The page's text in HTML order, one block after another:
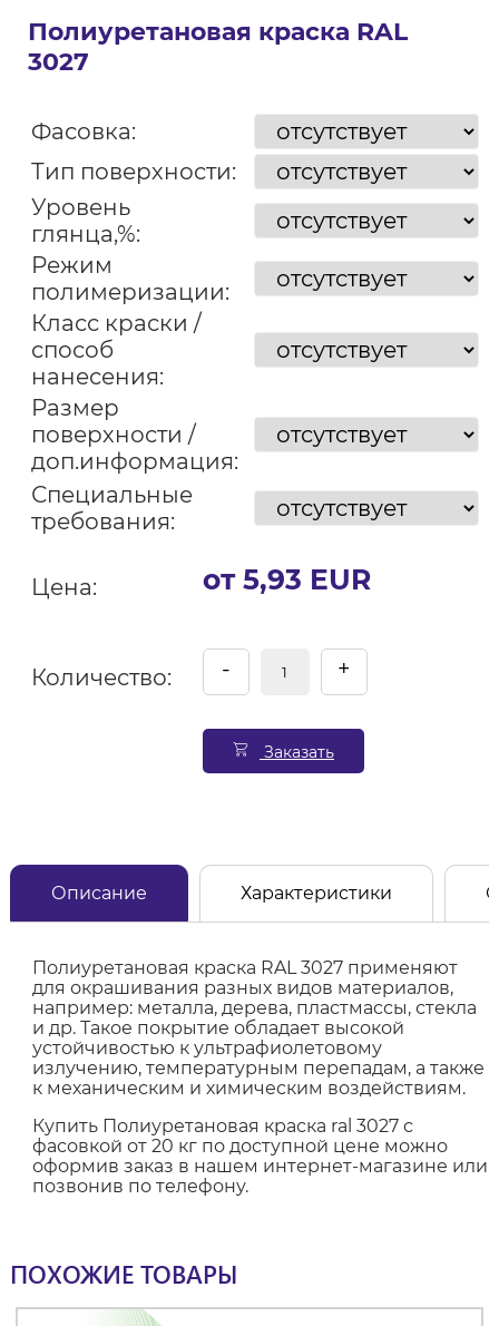
Полиуретановая краска RAL
3027
Фасовка:
Тип поверхности:
Уровень
глянца,%:
Режим
полимеризации:
Класс краски /
способ
нанесения:
Размер
поверхности /
доп.информация:
Специальные
требования:
Цена: от 5,93 EUR
Количество: - +
Заказать
Описание Характеристики
Полиуретановая краска RAL 3027 применяют
для окрашивания разных видов материалов,
например: металла, дерева, пластмассы, стекла
и др. Такое покрытие обладает высокой
устойчивостью к ультрафиолетовому
излучению, температурным перепадам, а также
к механическим и химическим воздействиям.
Купить Полиуретановая краска ral 3027 с
фасовкой от 20 кг по доступной цене можно
оформив заказ в нашем интернет-магазине или
позвонив по телефону.
ПОХОЖИЕ ТОВАРЫ